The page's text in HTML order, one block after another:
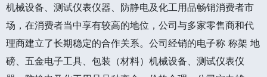
机械设备、测试仪表仪器、防静电及化工用品畅销消费者市
场，在消费者当中享有较高的地位，公司与多家零售商和代
理商建立了长期稳定的合作关系。公司经销的电子称 称架 地
磅、五金电子工具、包装（材料）机械设备、测试仪表仪